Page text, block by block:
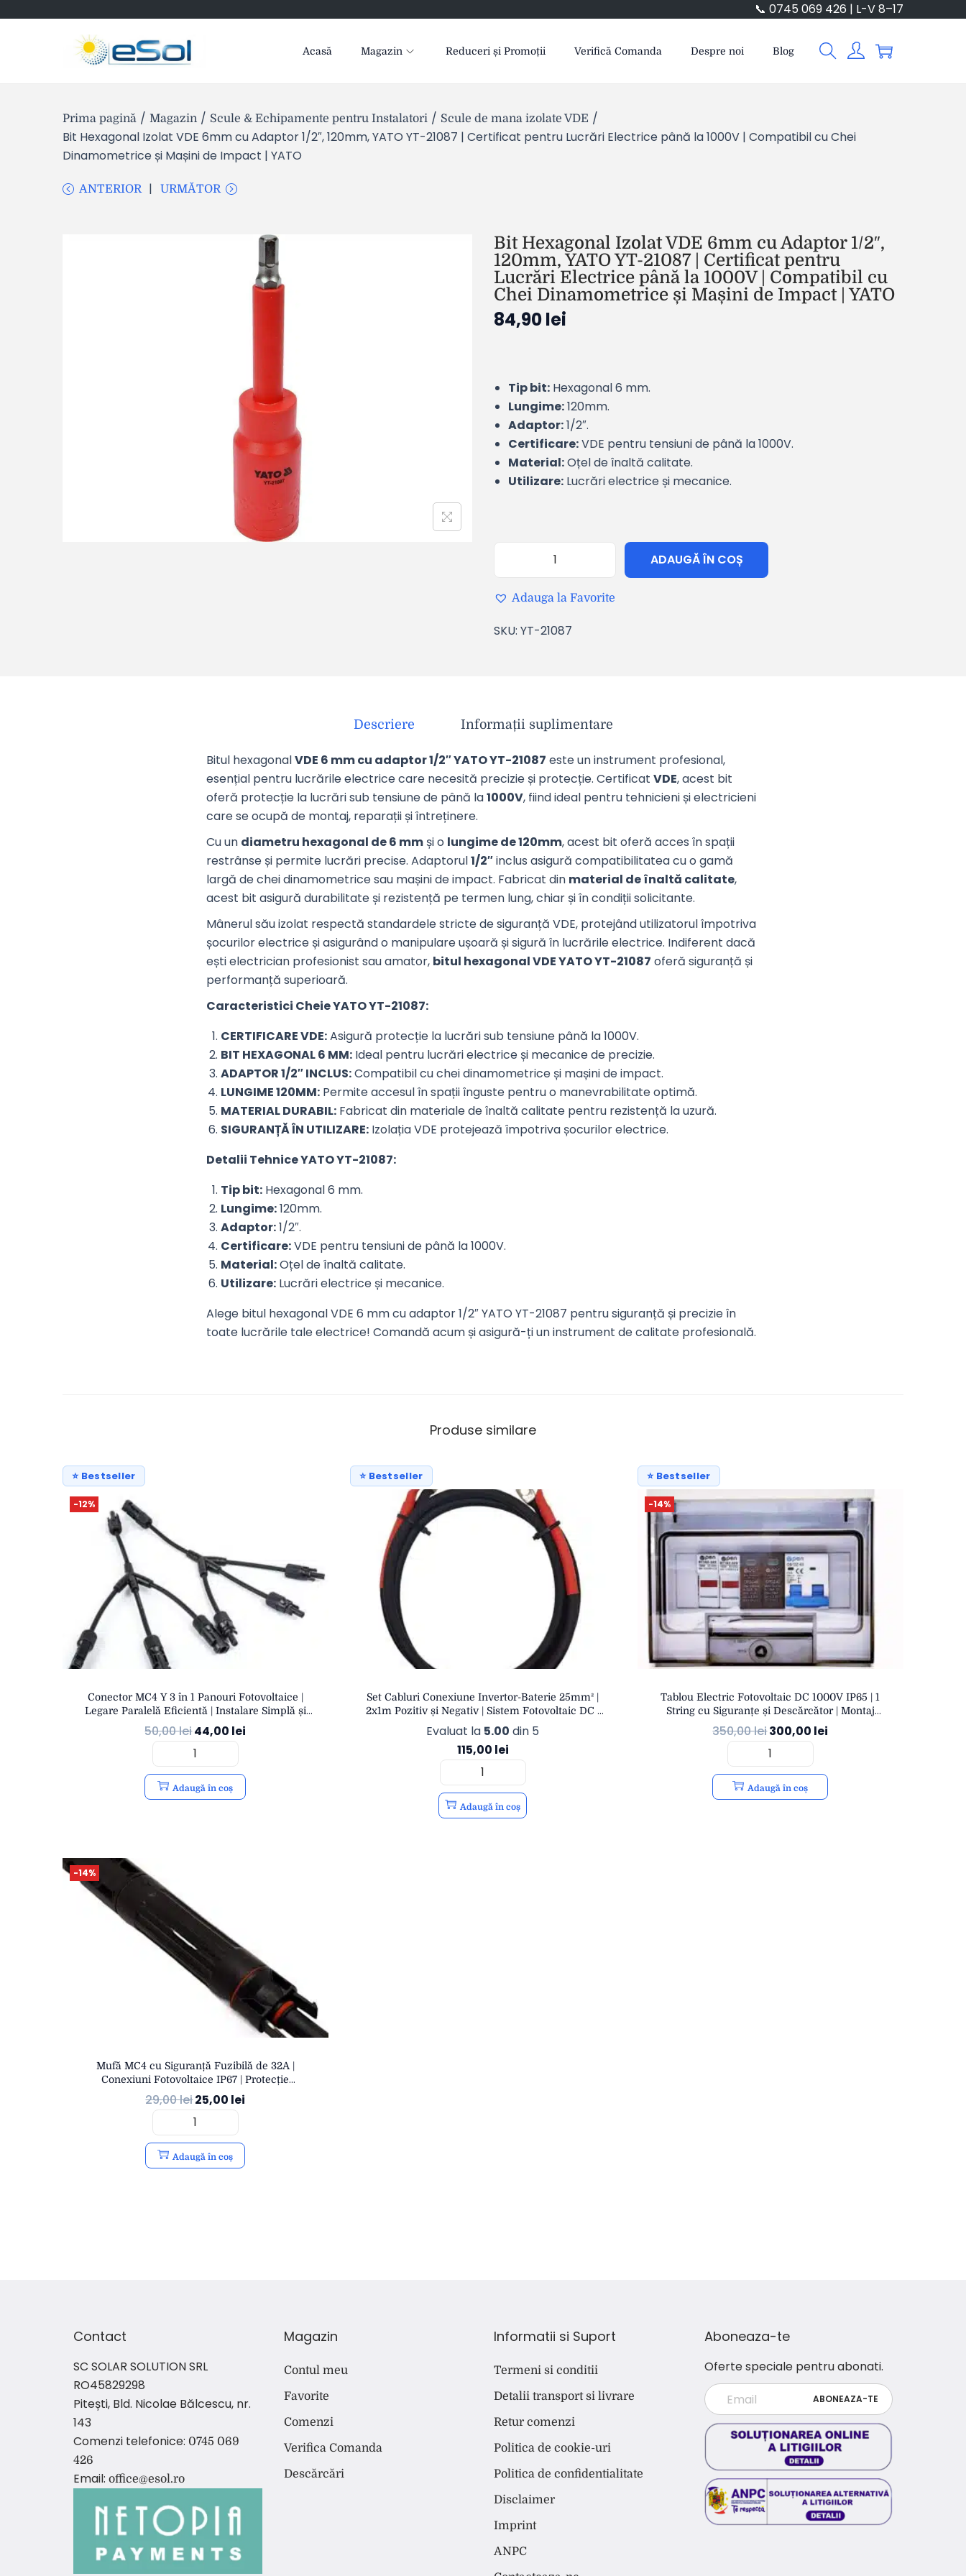
📞 0745 069 426 | L-V 8–17
Acasă Magazin Reduceri și Promoții Verifică Comanda Despre noi Blog
Prima pagină / Magazin / Scule & Echipamente pentru Instalatori / Scule de mana izolate VDE /
Bit Hexagonal Izolat VDE 6mm cu Adaptor 1/2″, 120mm, YATO YT-21087 | Certificat pentru Lucrări Electrice până la 1000V | Compatibil cu Chei
Dinamometrice și Mașini de Impact | YATO
ANTERIOR URMĂTOR
Bit Hexagonal Izolat VDE 6mm cu Adaptor 1/2″,
120mm, YATO YT-21087 | Certificat pentru
Lucrări Electrice până la 1000V | Compatibil cu
Chei Dinamometrice și Mașini de Impact | YATO
84,90lei
Tip bit: Hexagonal 6 mm.
Lungime:120mm.
Adaptor:1/2″.
Certificare:VDE pentru tensiuni de până la 1000V.
Material:Oțel de înaltă calitate.
Utilizare: Lucrări electrice și mecanice.
ADAUGĂ ÎN COȘ
Adauga la Favorite
SKU: YT-21087
Descriere Informații suplimentare
Bitul hexagonalVDE 6 mm cu adaptor 1/2″ YATO YT-21087 este un instrument profesional,
esențial pentru lucrările electrice care necesită precizie și protecție. Certificat VDE, acest bit
oferă protecție la lucrări sub tensiune de până la1000V, fiind ideal pentru tehnicieni și electricieni
care se ocupă de montaj, reparații și întreținere.
Cu un diametru hexagonal de 6 mm și o lungime de 120mm, acest bit oferă acces în spații
restrânse și permite lucrări precise. Adaptorul1/2″inclus asigură compatibilitatea cu o gamă
largă de chei dinamometrice sau mașini de impact. Fabricat din material de înaltă calitate,
acest bit asigură durabilitate și rezistență pe termen lung, chiar și în condiții solicitante.
Mânerul său izolat respectă standardele stricte de siguranță VDE, protejând utilizatorul împotriva
șocurilor electrice și asigurând o manipulare ușoară și sigură în lucrările electrice. Indiferent dacă
ești electrician profesionist sau amator, bitul hexagonal VDE YATO YT-21087 oferă siguranță și
performanță superioară.
Caracteristici Cheie YATO YT-21087:
CERTIFICARE VDE:Asigură protecție la lucrări sub tensiune până la 1000V.
BIT HEXAGONAL 6 MM: Ideal pentru lucrări electrice și mecanice de precizie.
ADAPTOR 1/2″ INCLUS:Compatibil cu chei dinamometrice și mașini de impact.
LUNGIME 120MM: Permite accesul în spații înguste pentru o manevrabilitate optimă.
MATERIAL DURABIL: Fabricat din materiale de înaltă calitate pentru rezistență la uzură.
SIGURANȚĂ ÎN UTILIZARE: Izolația VDE protejează împotriva șocurilor electrice.
Detalii Tehnice YATO YT-21087:
Tip bit: Hexagonal 6 mm.
Lungime:120mm.
Adaptor:1/2″.
Certificare:VDE pentru tensiuni de până la 1000V.
Material:Oțel de înaltă calitate.
Utilizare: Lucrări electrice și mecanice.
Alege bitul hexagonal VDE 6 mm cu adaptor 1/2″ YATO YT-21087 pentru siguranță și precizie în
toate lucrările tale electrice! Comandă acum și asigură-ți un instrument de calitate profesională.
Produse similare
⭐ Bestseller
-12%
Conector MC4 Y 3 în 1 Panouri Fotovoltaice |
Legare Paralelă Eficientă | Instalare Simplă și
Sigură | eSol
50,00lei44,00 lei
Adaugă în coș
⭐ Bestseller
Set Cabluri Conexiune Invertor-Baterie 25mm² |
2x1m Pozitiv și Negativ | Sistem Fotovoltaic DC |
eSol
Evaluat la 5.00 din 5
115,00 lei
Adaugă în coș
⭐ Bestseller
-14%
Tablou Electric Fotovoltaic DC 1000V IP65 | 1
String cu Siguranțe și Descărcător | Montaj
Exterior | eSol
350,00lei300,00 lei
Adaugă în coș
-14%
Mufă MC4 cu Siguranță Fuzibilă de 32A |
Conexiuni Fotovoltaice IP67 | Protecție
Suprasarcină | Durabil UV | OPEN
29,00lei25,00 lei
Adaugă în coș
Contact
SC SOLAR SOLUTION SRL
RO45829298
Pitești, Bld. Nicolae Bălcescu, nr.
143
Comenzi telefonice: 0745 069
426
Email: office@esol.ro
Magazin
Contul meu
Favorite
Comenzi
Verifica Comanda
Descărcări
Informatii si Suport
Termeni si conditii
Detalii transport si livrare
Retur comenzi
Politica de cookie-uri
Politica de confidentialitate
Disclaimer
Imprint
ANPC
Aboneaza-te
Oferte speciale pentru abonati.